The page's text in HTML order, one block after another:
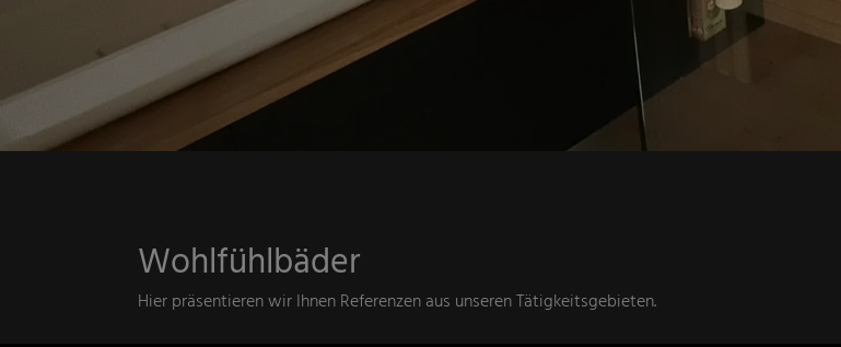
Wohlfühlbäder
Hier präsentieren wir Ihnen Referenzen aus unseren Tätigkeitsgebieten.